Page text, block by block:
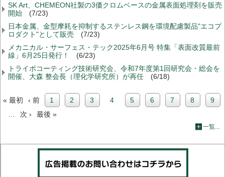
SK Art、CHEMEON社製の3価クロムベースの金属表面処理剤を販売
開始
(7/23)
日本金属、金型摩耗を抑制するステンレス鋼を環境配慮製品"エコプ
ロダクト"として販売
(7/23)
メカニカル・サーフェス・テック2025年6月号 特集「表面改質最前
線」6月25日発行！
(6/23)
トライボコーティング技術研究会、令和7年度第1回研究会・総会を
開催、大森 整会長（理化学研究所）が再任
(6/18)
頭
« 最初
前
ペ
ー
‹ 前 includePage
1 includePage
2 includePage
3
カ
ト
ー
4 includePage
5 includePage
6 includePage
7 8
9
次
ー
次 ›
最
ペ
最後 »
一覧...